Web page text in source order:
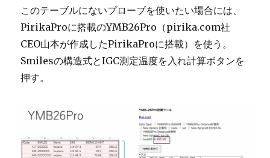
このテーブルにないプローブを使いたい場合には、
PirikaProに搭載のYMB26Pro（pirika.com社
CEO山本が作成したPirikaProに搭載）を使う。
Smilesの構造式とIGC測定温度を入れ計算ボタンを
押す。